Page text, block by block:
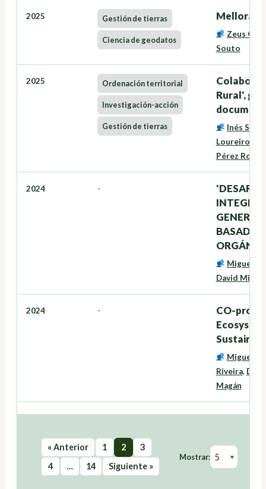
2025 Gestión de tierras
Ciencia de geodatos
Melloras
Zeus
Souto
2025 Ordenación territorial
Investigación-acción
Gestión de tierras
Rural',
Inés
Loureiro
Pérez
2024 -
BASADO
Miguel
David
2024 -
CO-
Miguel
Riveira,
Magán
« Anterior 1 2
3
4
… 14 Siguiente »
Mostrar: